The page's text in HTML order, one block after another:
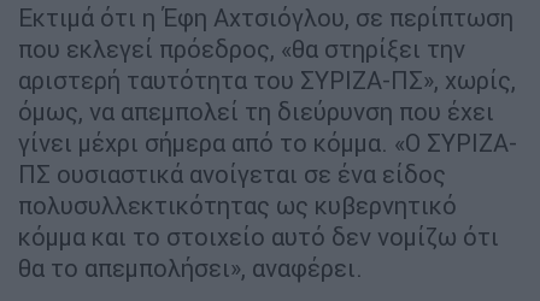
Εκτιμά ότι η Έφη Αχτσιόγλου, σε περίπτωση
που εκλεγεί πρόεδρος, «θα στηρίξει την
αριστερή ταυτότητα του ΣΥΡΙΖΑ-ΠΣ», χωρίς,
όμως, να απεμπολεί τη διεύρυνση που έχει
γίνει μέχρι σήμερα από το κόμμα. «Ο ΣΥΡΙΖΑ-
ΠΣ ουσιαστικά ανοίγεται σε ένα είδος
πολυσυλλεκτικότητας ως κυβερνητικό
κόμμα και το στοιχείο αυτό δεν νομίζω ότι
θα το απεμπολήσει», αναφέρει.